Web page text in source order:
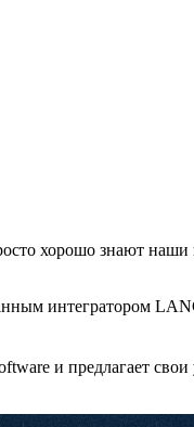
хорошо знают
интегратором
и предлагает свои